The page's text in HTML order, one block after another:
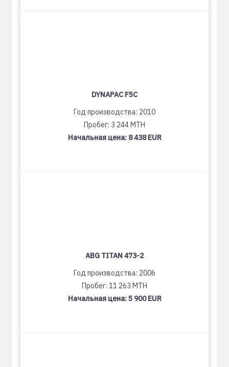
DYNAPAC F5C
Год производства: 2010
Пробег: 3 244 MTH
Начальная цена: 8 438 EUR
ABG TITAN 473-2
Год производства: 2006
Пробег: 11 263 MTH
Начальная цена:5 900 EUR